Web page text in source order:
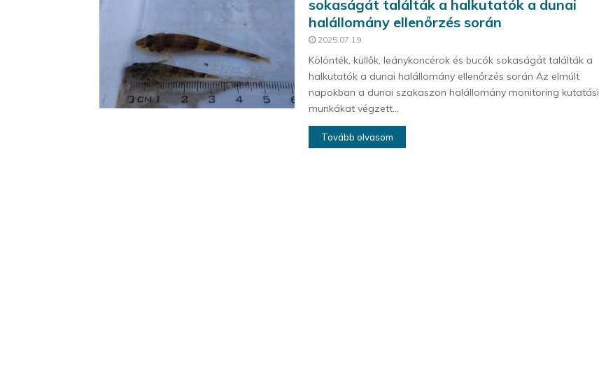
sokaságát találták a halkutatók a dunai
halállomány ellenőrzés során
2025.07.19.
Kölönték, küllők, leánykoncérok és bucók sokaságát találták a
halkutatók a dunai halállomány ellenőrzés során Az elmúlt
napokban a dunai szakaszon halállomány monitoring kutatási
munkákat végzett...
Tovább olvasom